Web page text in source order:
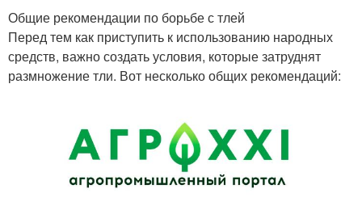
Общие рекомендации по борьбе с тлей
Перед тем как приступить к использованию народных
средств, важно создать условия, которые затруднят
размножение тли. Вот несколько общих рекомендаций: